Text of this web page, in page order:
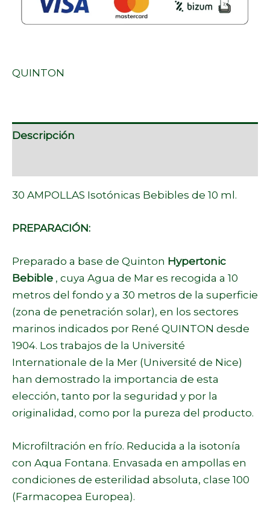
QUINTON
Descripción
30 AMPOLLAS Isotónicas Bebibles de 10 ml.
PREPARACIÓN:
Preparado a base de Quinton Hypertonic
Bebible , cuya Agua de Mar es recogida a 10
metros del fondo y a 30 metros de la superficie
(zona de penetración solar), en los sectores
marinos indicados por René QUINTON desde
1904. Los trabajos de la Université
Internationale de la Mer (Université de Nice)
han demostrado la importancia de esta
elección, tanto por la seguridad y por la
originalidad, como por la pureza del producto.
Microfiltración en frío. Reducida a la isotonía
con Aqua Fontana. Envasada en ampollas en
condiciones de esterilidad absoluta, clase 100
(Farmacopea Europea).